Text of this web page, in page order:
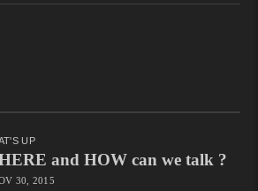
UP
and HOW can we talk ?
30, 2015